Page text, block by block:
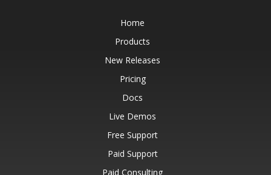
Home
Products
New Releases
Pricing
Docs
Live Demos
Free Support
Paid Support
Paid Consulting